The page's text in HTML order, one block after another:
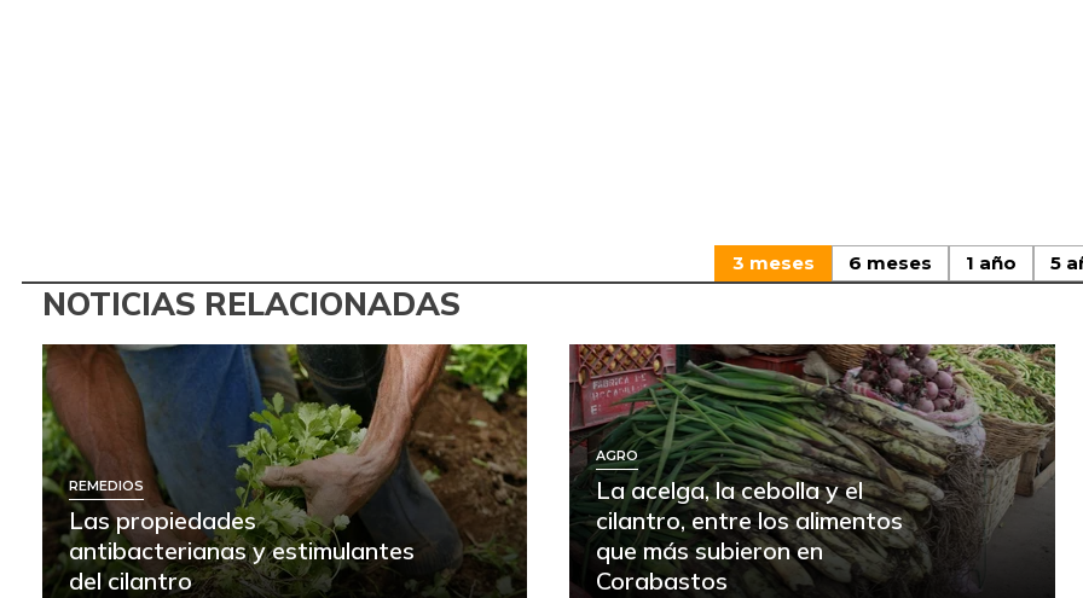
3 meses 6 meses 1 año 5
NOTICIAS RELACIONADAS
REMEDIOS
Las propiedades
antibacterianas y estimulantes
del cilantro
AGRO
La acelga, la cebolla y el
cilantro, entre los alimentos
que más subieron en
Corabastos